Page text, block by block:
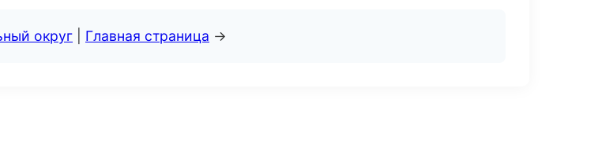
округ Главная страница →